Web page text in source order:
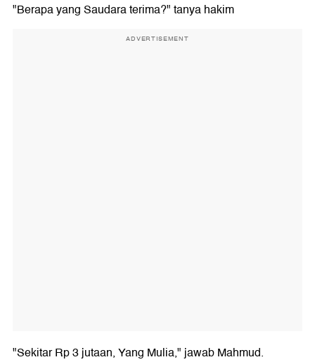
"Berapa yang Saudara terima?" tanya hakim
ADVERTISEMENT
"Sekitar Rp 3 jutaan, Yang Mulia," jawab Mahmud.